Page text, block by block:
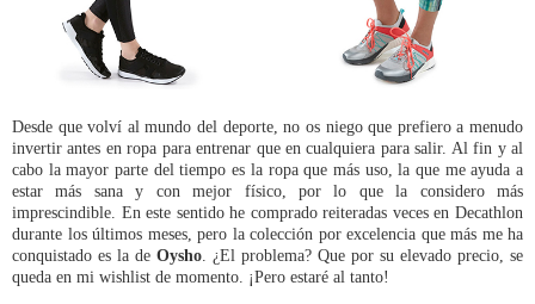
Desde que volví al mundo del deporte, no os niego que prefiero a menudo
invertir antes en ropa para entrenar que en cualquiera para salir. Al fin y al
cabo la mayor parte del tiempo es la ropa que más uso, la que me ayuda a
estar más sana y con mejor físico, por lo que la considero más
imprescindible. En este sentido he comprado reiteradas veces en Decathlon
durante los últimos meses, pero la colección por excelencia que más me ha
conquistado es la de Oysho . ¿El problema? Que por su elevado precio, se
queda en mi wishlist de momento. ¡Pero estaré al tanto!